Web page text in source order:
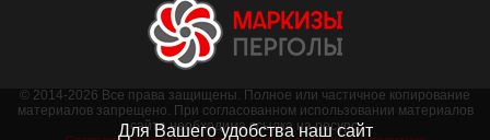
© 2014-2026 Все права защищены. Полное или частичное копирование
материалов запрещено. При согласованном использовании материалов
сайта необходима ссылка на ресурс.
Для Вашего удобства наш сайт